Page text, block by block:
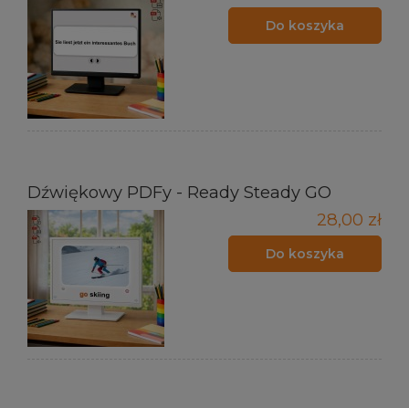
Do koszyka
Dźwiękowy PDFy - Ready Steady GO
28,00 zł
Do koszyka